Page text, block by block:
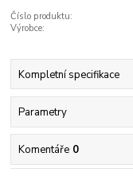
Číslo produktu:
Výrobce:
Kompletní specifikace
Parametry
Komentáře 0